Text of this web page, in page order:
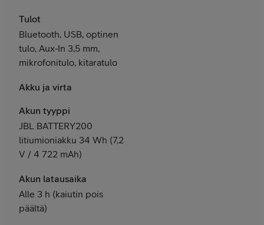
Tulot
Bluetooth, USB, optinen
tulo, Aux‑In 3,5 mm,
mikrofonitulo, kitaratulo
Akku ja virta
Akun tyyppi
JBL BATTERY200
litiumioniakku 34 Wh (7,2
V / 4 722 mAh)
Akun latausaika
Alle 3 h (kaiutin pois
päältä)